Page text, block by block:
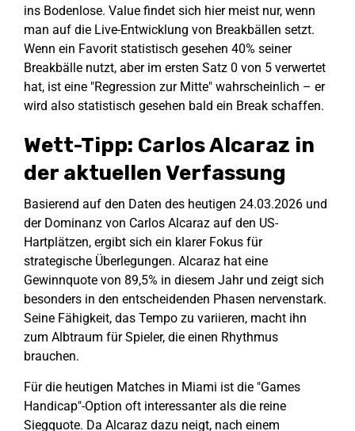
ins Bodenlose. Value findet sich hier meist nur, wenn
man auf die Live-Entwicklung von Breakbällen setzt.
Wenn ein Favorit statistisch gesehen 40% seiner
Breakbälle nutzt, aber im ersten Satz 0 von 5 verwertet
hat, ist eine "Regression zur Mitte" wahrscheinlich – er
wird also statistisch gesehen bald ein Break schaffen.
Wett-Tipp: Carlos Alcaraz in
der aktuellen Verfassung
Basierend auf den Daten des heutigen 24.03.2026 und
der Dominanz von Carlos Alcaraz auf den US-
Hartplätzen, ergibt sich ein klarer Fokus für
strategische Überlegungen. Alcaraz hat eine
Gewinnquote von 89,5% in diesem Jahr und zeigt sich
besonders in den entscheidenden Phasen nervenstark.
Seine Fähigkeit, das Tempo zu variieren, macht ihn
zum Albtraum für Spieler, die einen Rhythmus
brauchen.
Für die heutigen Matches in Miami ist die "Games
Handicap"-Option oft interessanter als die reine
Siegquote. Da Alcaraz dazu neigt, nach einem